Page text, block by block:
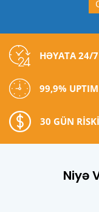
HƏYATA 24/
99,9%
30 GÜN
Niyə